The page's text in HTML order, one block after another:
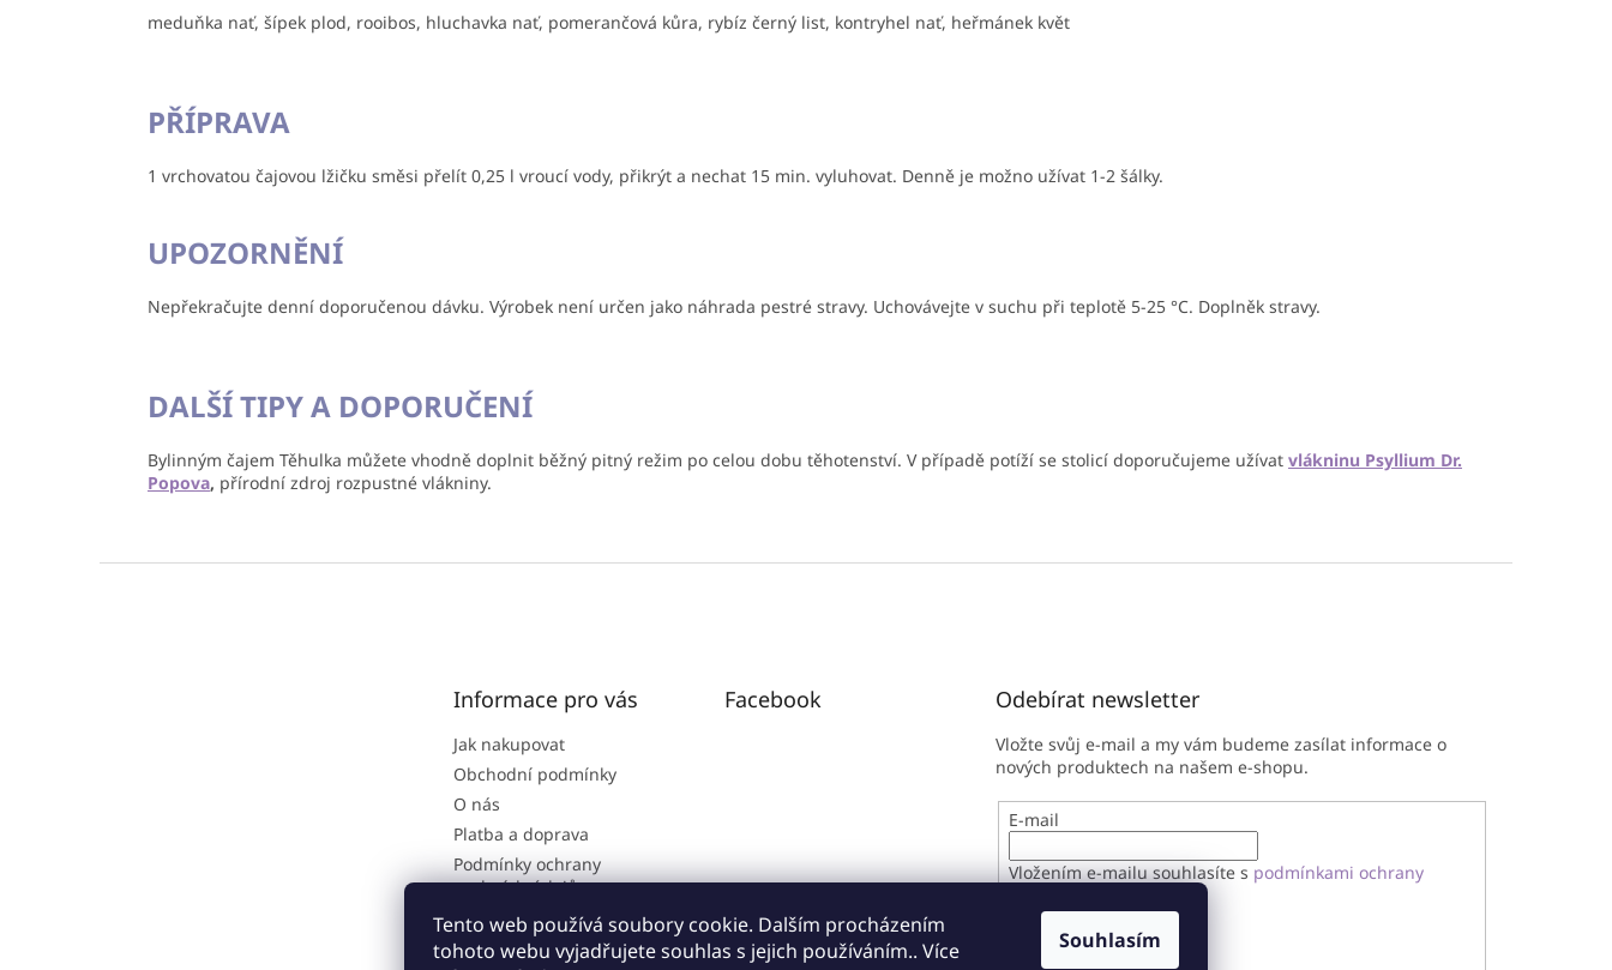
Tento web používá soubory cookie. Dalším procházením
tohoto webu vyjadřujete souhlas s jejich používáním.. Více
Souhlasím
meduňka nať, šípek plod, rooibos, hluchavka nať, pomerančová kůra, rybíz černý list, kontryhel nať, heřmánek květ
PŘÍPRAVA
1 vrchovatou čajovou lžičku směsi přelít 0,25 l vroucí vody, přikrýt a nechat 15 min. vyluhovat. Denně je možno užívat 1-2 šálky.
UPOZORNĚNÍ
Nepřekračujte denní doporučenou dávku. Výrobek není určen jako náhrada pestré stravy. Uchovávejte v suchu při teplotě 5-25 °C. Doplněk stravy.
DALŠÍ TIPY A DOPORUČENÍ
Bylinným čajem Těhulka můžete vhodně doplnit běžný pitný režim po celou dobu těhotenství. V případě potíží se stolicí doporučujeme užívat vlákninu Psyllium Dr.
Popova, přírodní zdroj rozpustné vlákniny.
Informace pro vás
Jak nakupovat
Obchodní podmínky
O nás
Platba a doprava
Podmínky ochrany
osobních údajů
Reklamační řád
Facebook Odebírat newsletter
Vložte svůj e-mail a my vám budeme zasílat informace o
nových produktech na našem e-shopu.
E-mail
Vložením e-mailu souhlasíte s podmínkami ochrany
PŘIHLÁSIT SE